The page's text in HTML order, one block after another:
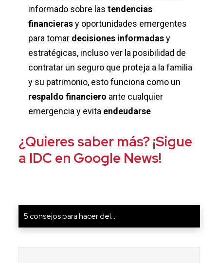
informado sobre las tendencias
financierasy oportunidades emergentes
para tomar decisiones informadasy
estratégicas, incluso ver la posibilidad de
contratar un seguro que proteja a la familia
y su patrimonio, esto funciona como un
respaldo financiero ante cualquier
emergencia y evita endeudarse
¿Quieres saber más? ¡Sigue
a IDC en Google News!
5 consejos para hacer del...